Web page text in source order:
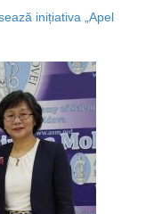
inițiativa „Apel